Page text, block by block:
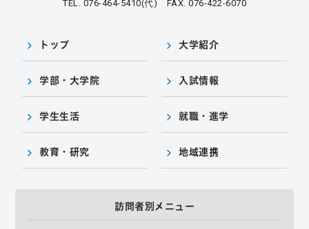
TEL. 076-464-5410(代) FAX. 076-422-6070
トップ 大学紹介
学部・大学院 入試情報
学生生活 就職・進学
教育・研究 地域連携
訪問者別メニュー